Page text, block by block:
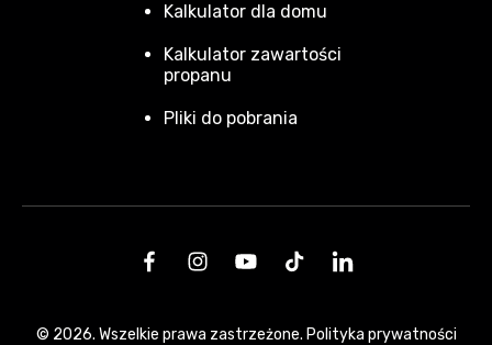
Kalkulator dla domu
Kalkulator zawartości
propanu
Pliki do pobrania
© 2026. Wszelkie prawa zastrzeżone. Polityka prywatności